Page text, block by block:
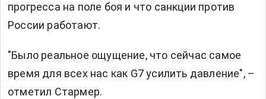
прогресса на поле боя и что санкции против
России работают.
"Было реальное ощущение, что сейчас самое
время для всех нас как G7 усилить давление", –
отметил Стармер.